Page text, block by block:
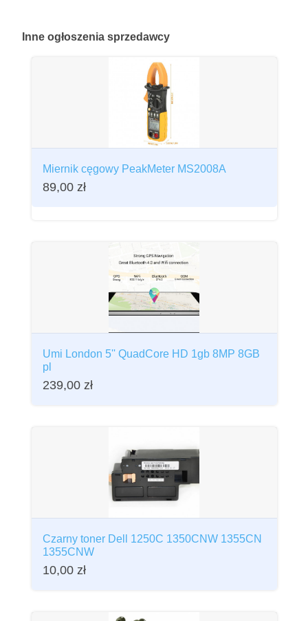
Inne ogłoszenia sprzedawcy
Miernik cęgowy PeakMeter MS2008A
89,00 zł
Umi London 5'' QuadCore HD 1gb 8MP 8GB
pl
239,00 zł
Czarny toner Dell 1250C 1350CNW 1355CN
1355CNW
10,00 zł